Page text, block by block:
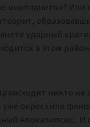
инопланетян? Или
ударный
в этом
никто не
окрестили
Апокалипсис. И